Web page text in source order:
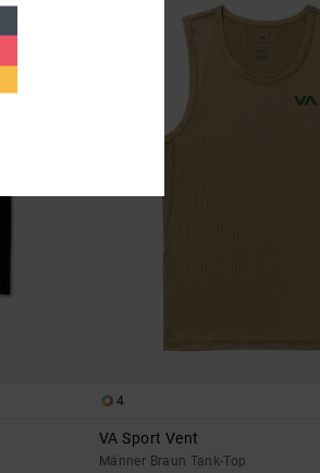
4
VA Sport Vent
Männer Braun Tank-Top